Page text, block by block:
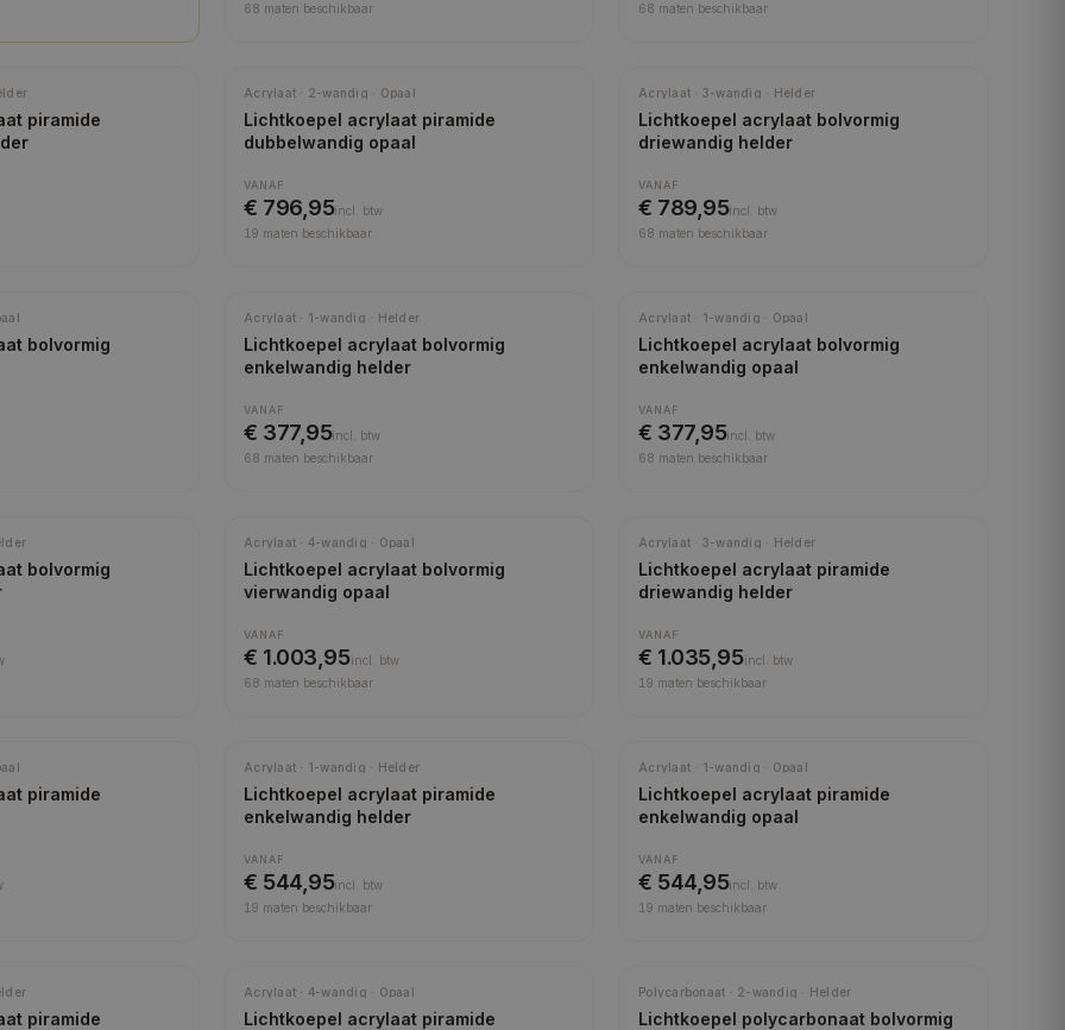
68 maten beschikbaar
68 maten beschikbaar
piramide
Acrylaat · 2-wandig · Opaal
Lichtkoepel acrylaat piramide
dubbelwandig opaal
VANAF
€ 796,95incl.
btw
19 maten beschikbaar
Acrylaat · 3-wandig · Helder
Lichtkoepel acrylaat bolvormig
driewandig helder
VANAF
€ 789,95incl.
btw
68 maten beschikbaar
bolvormig
Acrylaat · 1-wandig · Helder
Lichtkoepel acrylaat bolvormig
enkelwandig helder
VANAF
€ 377,95incl.
btw
68 maten beschikbaar
Acrylaat · 1-wandig · Opaal
Lichtkoepel acrylaat bolvormig
enkelwandig opaal
VANAF
€ 377,95incl.
btw
68 maten beschikbaar
bolvormig
Acrylaat · 4-wandig · Opaal
Lichtkoepel acrylaat bolvormig
vierwandig opaal
VANAF
€ 1.003,95incl.
btw
68 maten beschikbaar
Acrylaat · 3-wandig · Helder
Lichtkoepel acrylaat piramide
driewandig helder
VANAF
€ 1.035,95incl.
btw
19 maten beschikbaar
piramide
Acrylaat · 1-wandig · Helder
Lichtkoepel acrylaat piramide
enkelwandig helder
VANAF
€ 544,95incl.
btw
19 maten beschikbaar
Acrylaat · 1-wandig · Opaal
Lichtkoepel acrylaat piramide
enkelwandig opaal
VANAF
€ 544,95incl.
btw
19 maten beschikbaar
piramide
Acrylaat · 4-wandig · Opaal
Lichtkoepel acrylaat piramide
Polycarbonaat · 2-wandig · Helder
Lichtkoepel polycarbonaat bolvormig